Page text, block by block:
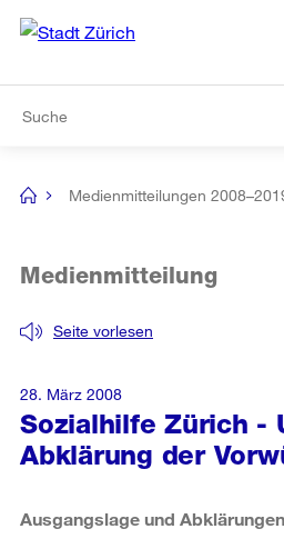
Navigation
[no
Medienmitteilungen
Sozialhilfe Zürich -
Abklärung der
Seite vorlesen
Medienmitteilung
28. März 2008
Ausgangslage und Abklärungen